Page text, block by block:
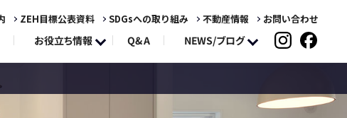
ZEH目標公表資料 SDGsへの取り組み 不動産情報 お問い合わせ
お役立ち情報 Q&A NEWS/ブログ